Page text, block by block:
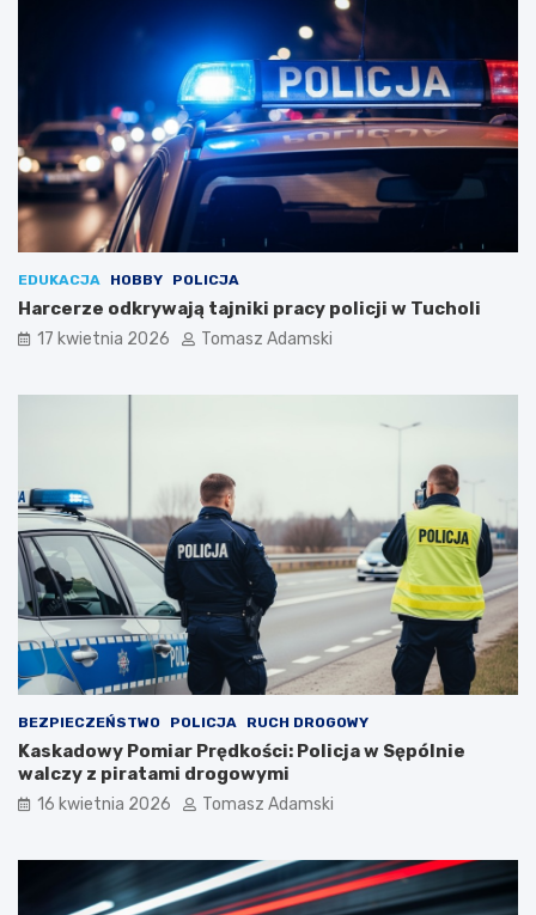
EDUKACJA HOBBY POLICJA
Harcerze odkrywają tajniki pracy policji w Tucholi
17 kwietnia 2026 Tomasz Adamski
BEZPIECZEŃSTWO POLICJA RUCH DROGOWY
Kaskadowy Pomiar Prędkości: Policja w Sępólnie
walczy z piratami drogowymi
16 kwietnia 2026 Tomasz Adamski